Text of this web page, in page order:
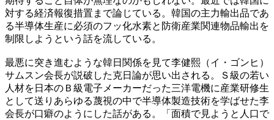
対する経済報復措置まで論じている。韓国の主力輸出品であ
る半導体生産に必須のフッ化水素と防衛産業関連物品輸出を
制限しようという話を流している。
最悪に突き進むような韓日関係を見て李健熙（イ・ゴンヒ）
サムスン会長が説破した克日論が思い出される。Ｓ級の若い
人材を日本のＢ級電子メーカーだった三洋電機に産業研修生
として送りあらゆる蔑視の中で半導体製造技術を学ばせた李
会長が口癖のようにした話がある。「面積で見ようと人口で